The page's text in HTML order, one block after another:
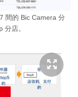
間的 Bic Camera 分
分店。